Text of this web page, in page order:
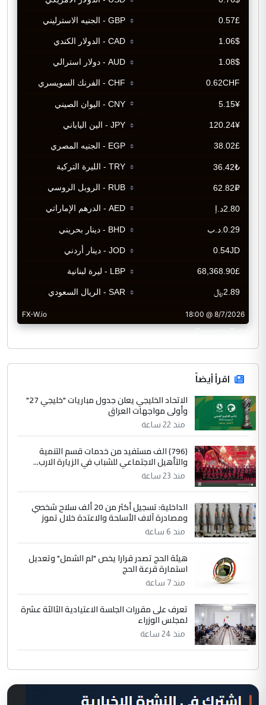
CurrencyRate
اقرأ أيضاً
الاتحاد الخليجي يعلن جدول مباريات "خليجي 27"
وأولى مواجهات العراق
منذ 22 ساعة
(796) الف مستفيد من خدمات قسم التنمية
والتأهيل الاجتماعي للشباب في الزيارة الارب...
منذ 23 ساعة
الداخلية: تسجيل أكثر من 20 ألف سلاح شخصي
ومصادرة آلاف الأسلحة والاعتدة خلال تموز
منذ 6 ساعة
هيئة الحج تصدر قرارا يخص "لم الشمل" وتعديل
استمارة قرعة الحج
منذ 7 ساعة
تعرف على مقررات الجلسة الاعتيادية الثالثة عشرة
لمجلس الوزراء
منذ 24 ساعة